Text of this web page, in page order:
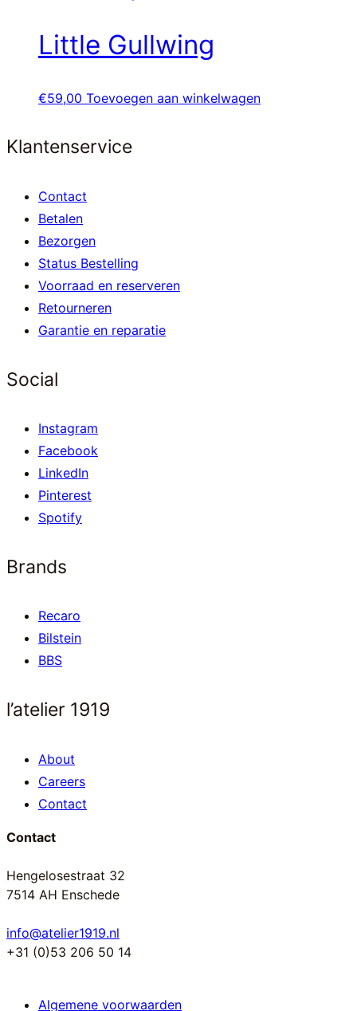
Little Gullwing
€59,00 Toevoegen aan winkelwagen
Klantenservice
Contact
Betalen
Bezorgen
Status Bestelling
Voorraad en reserveren
Retourneren
Garantie en reparatie
Social
Instagram
Facebook
LinkedIn
Pinterest
Spotify
Brands
Recaro
Bilstein
BBS
l’atelier 1919
About
Careers
Contact
Contact
Hengelosestraat 32
7514 AH Enschede
info@atelier1919.nl
+31 (0)53 206 50 14
Algemene voorwaarden